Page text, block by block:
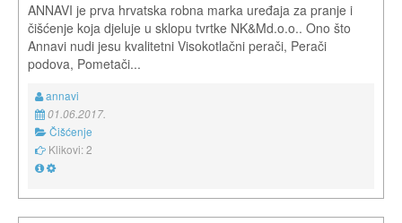
ANNAVI je prva hrvatska robna marka uređaja za pranje i
čišćenje koja djeluje u sklopu tvrtke NK&Md.o.o.. Ono što
Annavi nudi jesu kvalitetni Visokotlačni perači, Perači
podova, Pometači...
annavi
01.06.2017.
Čišćenje
Klikovi: 2